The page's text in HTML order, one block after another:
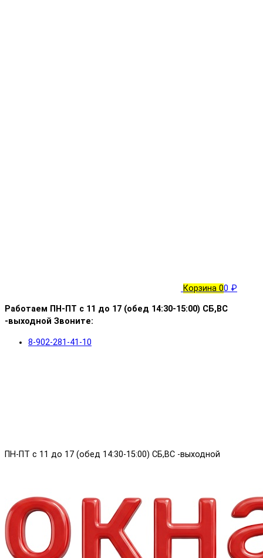
Корзина 00 ₽
Работаем ПН-ПТ с 11 до 17 (обед 14:30-15:00) СБ,ВС
-выходной Звоните:
8-902-281-41-10
ПН-ПТ с 11 до 17 (обед 14:30-15:00) СБ,ВС -выходной